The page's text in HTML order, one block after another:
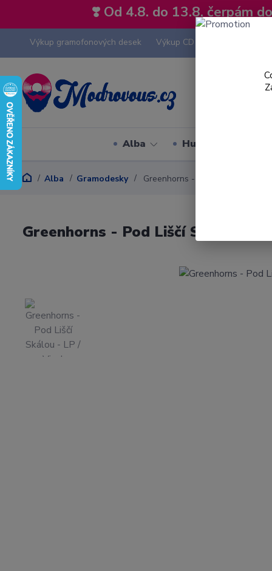
❣️ Od 4.8. do 13.8. čerpám
Výkup gramofonových desek Výkup CD
Alba Hudební styly
Alba Gramodesky Greenhorns - Pod Liščí Skálou -
Greenhorns - Pod Liščí Skálou -